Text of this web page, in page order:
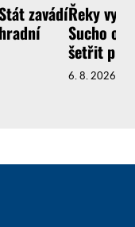
zavádíŘeky
Sucho
šetřit
6. 8. 2026